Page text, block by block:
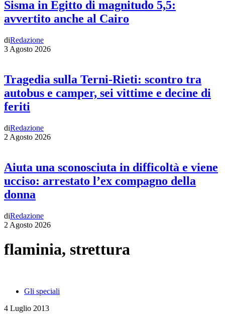
Sisma in Egitto di magnitudo 5,5:
avvertito anche al Cairo
diRedazione
3 Agosto 2026
Tragedia sulla Terni-Rieti: scontro tra
autobus e camper, sei vittime e decine di
feriti
diRedazione
2 Agosto 2026
Aiuta una sconosciuta in difficoltà e viene
ucciso: arrestato l’ex compagno della
donna
diRedazione
2 Agosto 2026
flaminia, strettura
Gli speciali
4 Luglio 2013